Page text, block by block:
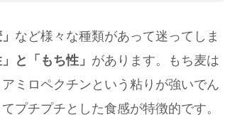
など様々な種類があって迷ってしま
と「もち性」 があります。もち麦は
ミロペクチンという粘りが強いでん
プチプチとした食感が特徴的です。